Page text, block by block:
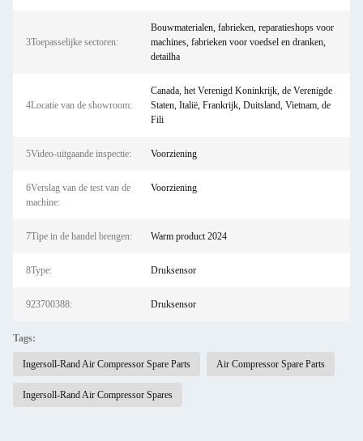
3Toepasselijke sectoren:
Bouwmaterialen, fabrieken, reparatieshops voor
machines, fabrieken voor voedsel en dranken,
detailha
4Locatie van de showroom:
Canada, het Verenigd Koninkrijk, de Verenigde
Staten, Italië, Frankrijk, Duitsland, Vietnam, de
Fili
5Video-uitgaande inspectie: Voorziening
6Verslag van de test van de
machine:
Voorziening
7Tipe in de handel brengen: Warm product 2024
8Type: Druksensor
923700388: Druksensor
Tags:
Ingersoll-Rand Air Compressor Spare Parts Air Compressor Spare Parts
Ingersoll-Rand Air Compressor Spares